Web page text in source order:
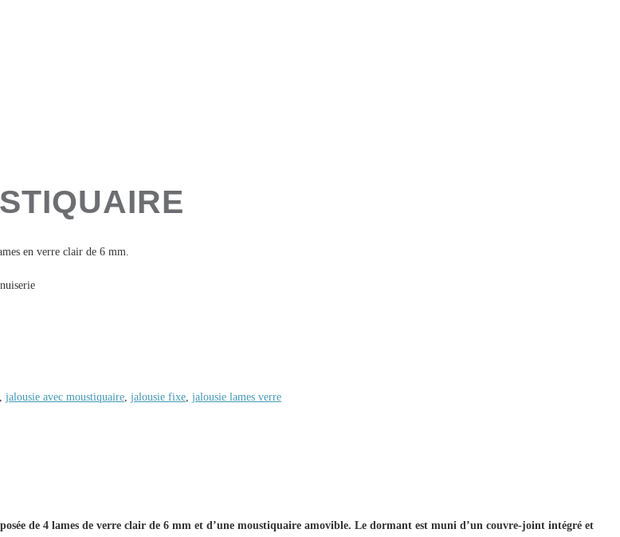
en verre clair de 6 mm.
, jalousie avec moustiquaire, jalousie fixe, jalousie lames verre
de 4 lames de verre clair de 6 mm et d’une moustiquaire amovible. Le dormant est muni d’un couvre-joint intégré et